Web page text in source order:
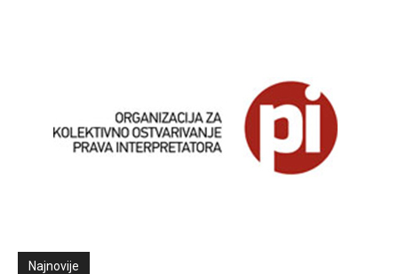
Najnovije